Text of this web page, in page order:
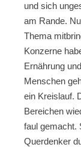
und sich
am Rande.
Thema
Konzerne
Ernährung
Menschen
ein Kreislauf.
Bereichen
faul gemacht.
Querdenker